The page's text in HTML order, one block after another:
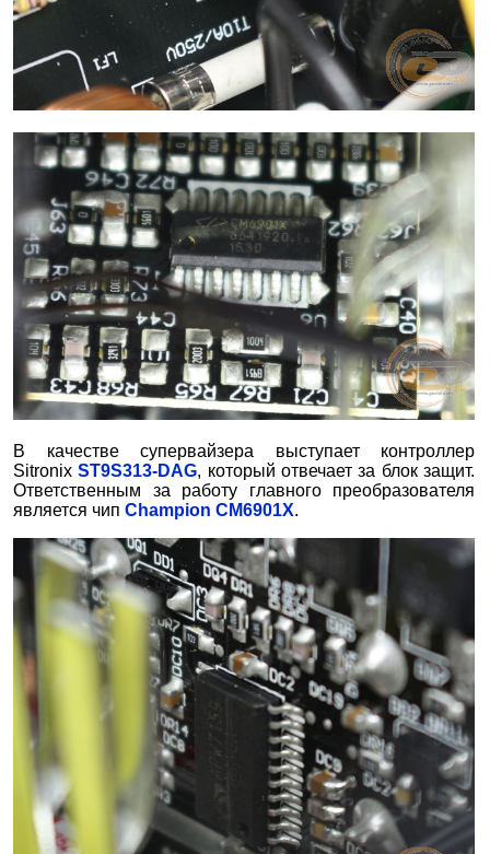
В качестве супервайзера выступает контроллер
SitronixST9S313-DAG, который отвечает за блок защит.
Ответственным за работу главного преобразователя
является чип Champion CM6901X.